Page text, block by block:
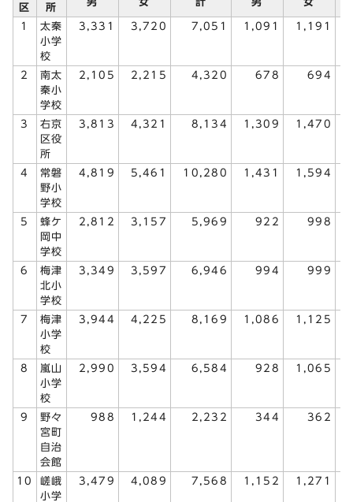
区
所
1
太秦
小学
校
3,331 3,720 7,051 1,091 1,191
2
南太
秦小
学校
2,105 2,215 4,320 678 694
3
右京
区役
所
3,813 4,321 8,134 1,309 1,470
4
常磐
野小
学校
4,819 5,461 10,280 1,431 1,594
5
蜂ケ
岡中
学校
2,812 3,157 5,969 922 998
6
梅津
北小
学校
3,349 3,597 6,946 994 999
7
梅津
小学
校
3,944 4,225 8,169 1,086 1,125
8
嵐山
小学
校
2,990 3,594 6,584 928 1,065
9
野々
宮町
自治
会館
988 1,244 2,232 344 362
10
嵯峨
小学
3,479 4,089 7,568 1,152 1,271